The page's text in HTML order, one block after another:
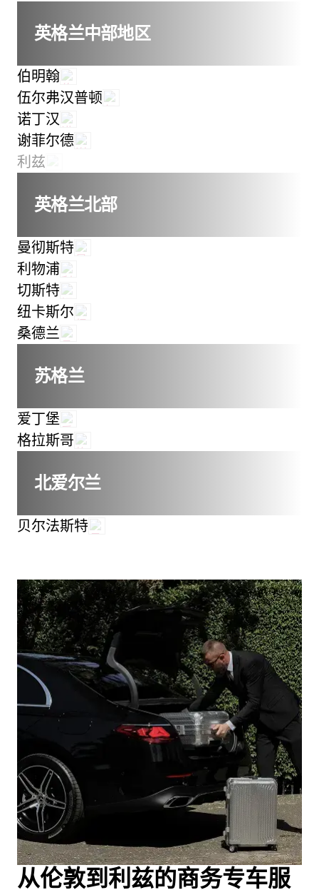
英格兰中部地区
伯明翰
伍尔弗汉普顿
诺丁汉
谢菲尔德
利兹
英格兰北部
曼彻斯特
利物浦
切斯特
纽卡斯尔
桑德兰
苏格兰
爱丁堡
格拉斯哥
北爱尔兰
贝尔法斯特
从伦敦到利兹的商务专车服